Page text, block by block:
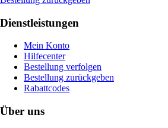
Dienstleistungen
Mein Konto
Hilfecenter
Bestellung verfolgen
Bestellung zurückgeben
Rabattcodes
Über uns